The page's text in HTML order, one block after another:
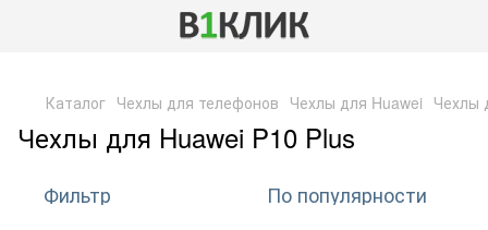
Каталог Чехлы для телефонов Чехлы для Huawei Чехлы
Чехлы для Huawei P10 Plus
Фильтр По популярности